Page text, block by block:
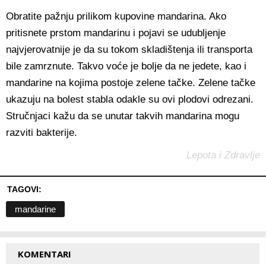
Obratite pažnju prilikom kupovine mandarina. Ako
pritisnete prstom mandarinu i pojavi se udubljenje
najvjerovatnije je da su tokom skladištenja ili transporta
bile zamrznute. Takvo voće je bolje da ne jedete, kao i
mandarine na kojima postoje zelene tačke. Zelene tačke
ukazuju na bolest stabla odakle su ovi plodovi odrezani.
Stručnjaci kažu da se unutar takvih mandarina mogu
razviti bakterije.
Lepota i Zdravlje
TAGOVI:
mandarine
KOMENTARI